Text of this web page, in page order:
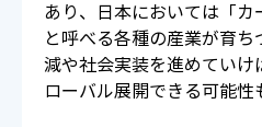
あり、日本においては「カ
と呼べる各種の産業が育ち
減や社会実装を進めてい
ローバル展開できる可能性